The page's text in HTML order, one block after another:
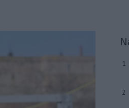
1
2